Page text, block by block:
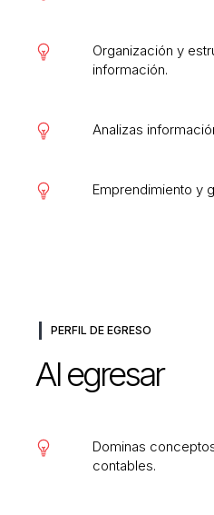
Organización y
información.
Analizas
Emprendimiento y
PERFIL DE EGRESO
Al egresar
Dominas
contables.